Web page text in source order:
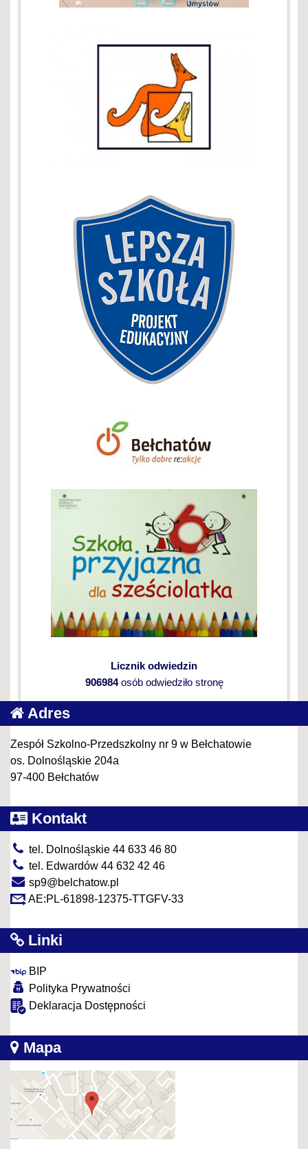
Licznik odwiedzin
906984osób odwiedziło stronę
Adres
Zespół Szkolno-Przedszkolny nr 9 w Bełchatowie
os. Dolnośląskie 204a
97-400 Bełchatów
Kontakt
tel. Dolnośląskie 44 633 46 80
tel. Edwardów 44 632 42 46
sp9@belchatow.pl
AE:PL-61898-12375-TTGFV-33
Linki
BIP
Polityka Prywatności
Deklaracja Dostępności
Mapa